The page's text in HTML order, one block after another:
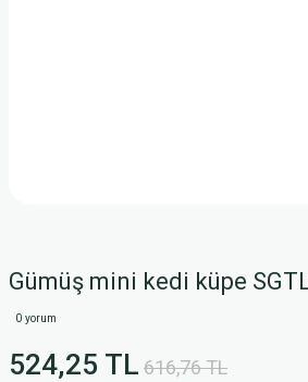
Gümüş mini kedi küpe
0 yorum
524,25 TL 616,76 TL